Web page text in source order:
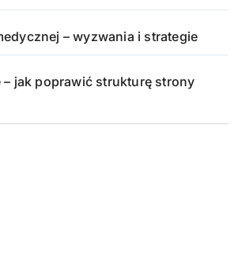
– wyzwania i strategie
– jak poprawić strukturę strony